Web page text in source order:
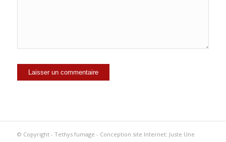
© Copyright - Tethys fumage - Conception site Internet: Juste Une